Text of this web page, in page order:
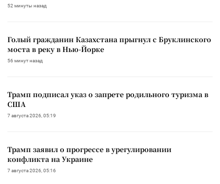
52 минуты назад
Голый гражданин Казахстана прыгнул с Бруклинского
моста в реку в Нью-Йорке
56 минут назад
Трамп подписал указ о запрете родильного туризма в
США
7 августа 2026, 05:19
Трамп заявил о прогрессе в урегулировании
конфликта на Украине
7 августа 2026, 05:16